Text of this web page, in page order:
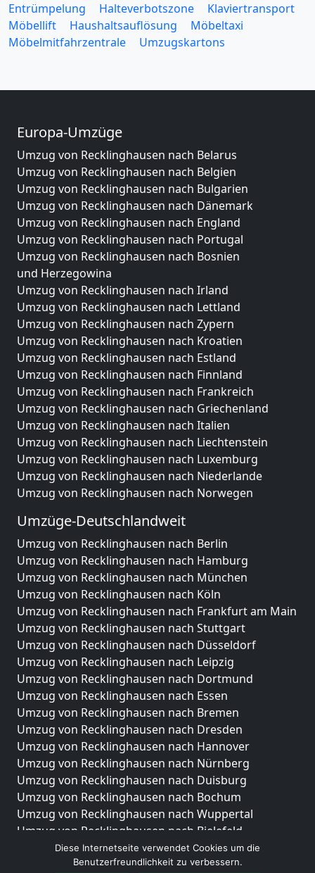
Entrümpelung
Halteverbotszone
Klaviertransport
Möbellift
Haushaltsauflösung
Möbeltaxi
Möbelmitfahrzentrale
Umzugskartons
Europa-Umzüge
Umzug von Recklinghausen nach Belarus
Umzug von Recklinghausen nach Belgien
Umzug von Recklinghausen nach Bulgarien
Umzug von Recklinghausen nach Dänemark
Umzug von Recklinghausen nach England
Umzug von Recklinghausen nach Portugal
Umzug von Recklinghausen nach Bosnien
und Herzegowina
Umzug von Recklinghausen nach Irland
Umzug von Recklinghausen nach Lettland
Umzug von Recklinghausen nach Zypern
Umzug von Recklinghausen nach Kroatien
Umzug von Recklinghausen nach Estland
Umzug von Recklinghausen nach Finnland
Umzug von Recklinghausen nach Frankreich
Umzug von Recklinghausen nach Griechenland
Umzug von Recklinghausen nach Italien
Umzug von Recklinghausen nach Liechtenstein
Umzug von Recklinghausen nach Luxemburg
Umzug von Recklinghausen nach Niederlande
Umzug von Recklinghausen nach Norwegen
Umzüge-Deutschlandweit
Umzug von Recklinghausen nach Berlin
Umzug von Recklinghausen nach Hamburg
Umzug von Recklinghausen nach München
Umzug von Recklinghausen nach Köln
Umzug von Recklinghausen nach Frankfurt am Main
Umzug von Recklinghausen nach Stuttgart
Umzug von Recklinghausen nach Düsseldorf
Umzug von Recklinghausen nach Leipzig
Umzug von Recklinghausen nach Dortmund
Umzug von Recklinghausen nach Essen
Umzug von Recklinghausen nach Bremen
Umzug von Recklinghausen nach Dresden
Umzug von Recklinghausen nach Hannover
Umzug von Recklinghausen nach Nürnberg
Umzug von Recklinghausen nach Duisburg
Umzug von Recklinghausen nach Bochum
Umzug von Recklinghausen nach Wuppertal
Umzug von Recklinghausen nach Bielefeld
Umzug von Recklinghausen nach Bonn
Umzug von Recklinghausen nach Münster
Diese Internetseite verwendet Cookies um die
Benutzerfreundlichkeit zu verbessern.